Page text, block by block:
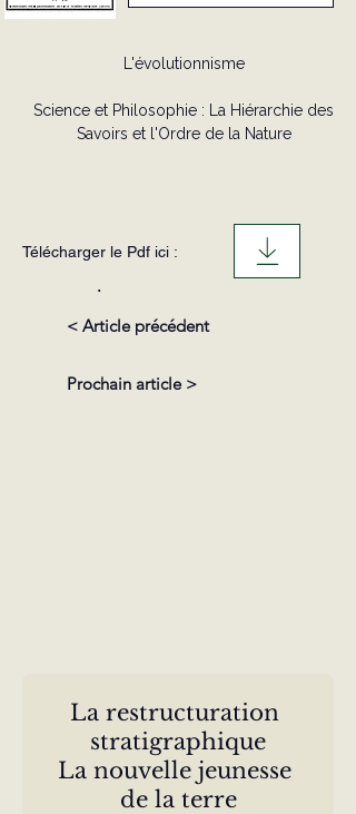
L'évolutionnisme
Science et Philosophie : La Hiérarchie des
Savoirs et l'Ordre de la Nature
Télécharger le Pdf ici :
.
< Article précédent
Prochain article >
La restructuration
stratigraphique
La nouvelle jeunesse
de la terre